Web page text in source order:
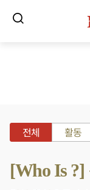
전체 활동
[Who Is